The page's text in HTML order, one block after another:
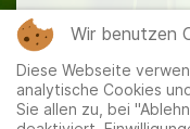
Mitglieder|
und
Wir benutzen
Diese Webseite
analytische Cookies
Sie allen zu, bei